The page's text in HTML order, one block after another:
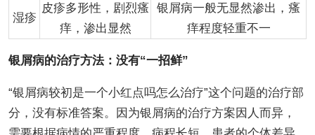
湿疹
皮疹多形性，剧烈瘙
痒，渗出显然
银屑病一般无显然渗出，瘙
痒程度轻重不一
银屑病的治疗方法：没有“一招鲜”
“银屑病较初是一个小红点吗怎么治疗”这个问题的治疗部
分，没有标准答案。因为银屑病的治疗方案因人而异，